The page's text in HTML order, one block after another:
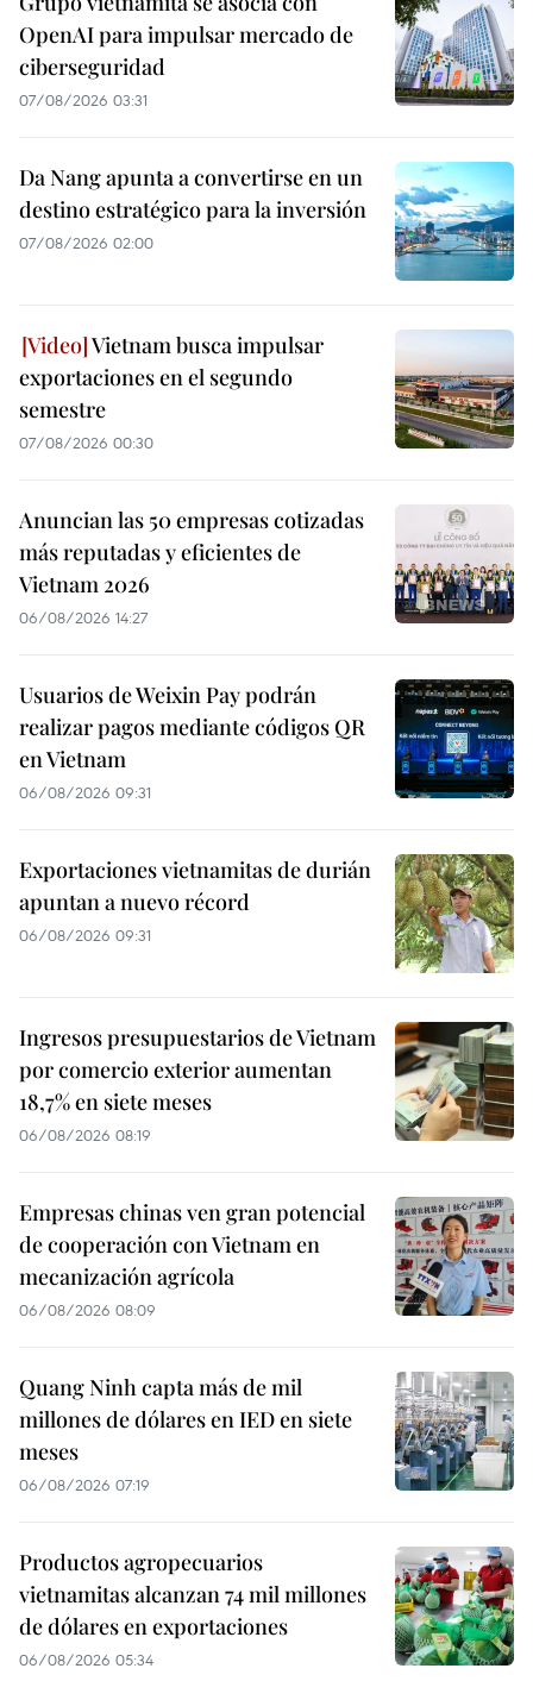
OpenAI para impulsar mercado de
ciberseguridad
07/08/2026 03:31
Da Nang apunta a convertirse en un
destino estratégico para la inversión
07/08/2026 02:00
Vietnam busca impulsar
exportaciones en el segundo
semestre
07/08/2026 00:30
Anuncian las 50 empresas cotizadas
más reputadas y eficientes de
Vietnam 2026
06/08/2026 14:27
Usuarios de Weixin Pay podrán
realizar pagos mediante códigos QR
en Vietnam
06/08/2026 09:31
Exportaciones vietnamitas de durián
apuntan a nuevo récord
06/08/2026 09:31
Ingresos presupuestarios de Vietnam
por comercio exterior aumentan
18,7% en siete meses
06/08/2026 08:19
Empresas chinas ven gran potencial
de cooperación con Vietnam en
mecanización agrícola
06/08/2026 08:09
Quang Ninh capta más de mil
millones de dólares en IED en siete
meses
06/08/2026 07:19
Productos agropecuarios
vietnamitas alcanzan 74 mil millones
de dólares en exportaciones
06/08/2026 05:34